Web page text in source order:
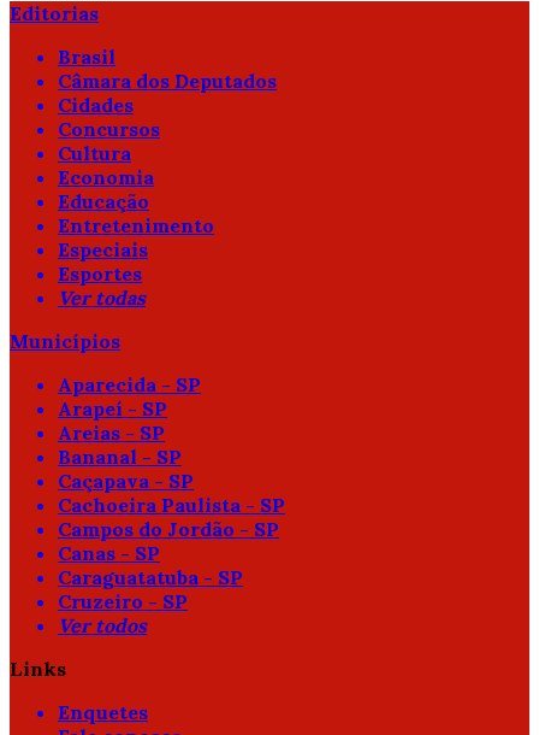
Editorias
Brasil
Câmara dos Deputados
Cidades
Concursos
Cultura
Economia
Educação
Entretenimento
Especiais
Esportes
Ver todas
Municípios
Aparecida - SP
Arapeí - SP
Areias - SP
Bananal - SP
Caçapava - SP
Cachoeira Paulista - SP
Campos do Jordão - SP
Canas - SP
Caraguatatuba - SP
Cruzeiro - SP
Ver todos
Links
Enquetes